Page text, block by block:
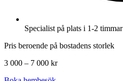
Specialist på plats i 1-2 timmar
Pris beroende på bostadens storlek
3 000 – 7 000 kr